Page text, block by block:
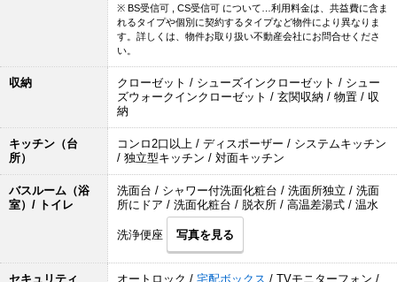
※ BS受信可 , CS受信可 について…利用料金は、共益費に含ま
れるタイプや個別に契約するタイプなど物件により異なりま
す。詳しくは、物件お取り扱い不動産会社にお問合せくださ
い。
収納
クローゼット / シューズインクローゼット / シュー
ズウォークインクローゼット / 玄関収納 / 物置 / 収
納
キッチン（台
所）
コンロ2口以上 / ディスポーザー / システムキッチン
/ 独立型キッチン / 対面キッチン
バスルーム（浴
室）/ トイレ
洗面台 / シャワー付洗面化粧台 / 洗面所独立 / 洗面
所にドア / 洗面化粧台 / 脱衣所 / 高温差湯式 / 温水
洗浄便座 写真を見る
セキュリティ オートロック / 宅配ボックス / TVモニターフォン /